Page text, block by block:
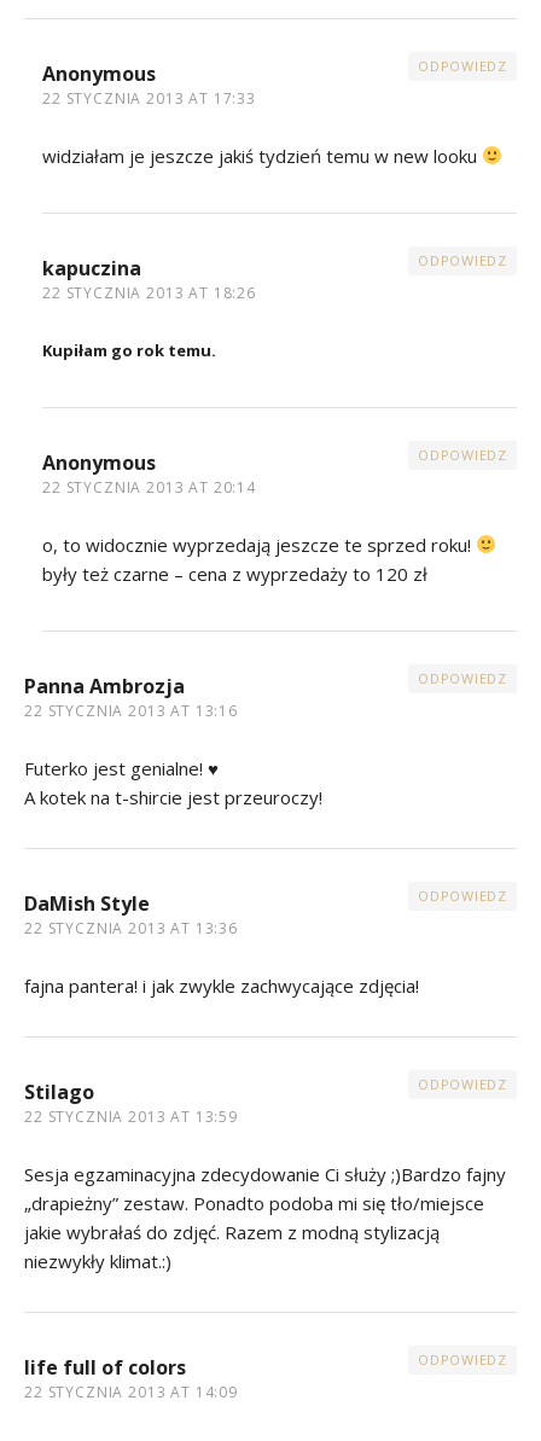
Anonymous
22 STYCZNIA 2013 AT 17:33
ODPOWIEDZ
widziałam je jeszcze jakiś tydzień temu w new looku
kapuczina
22 STYCZNIA 2013 AT 18:26
ODPOWIEDZ
Kupiłam go rok temu.
Anonymous
22 STYCZNIA 2013 AT 20:14
ODPOWIEDZ
o, to widocznie wyprzedają jeszcze te sprzed roku!
były też czarne – cena z wyprzedaży to 120 zł
Panna Ambrozja
22 STYCZNIA 2013 AT 13:16
ODPOWIEDZ
Futerko jest genialne! ♥
A kotek na t-shircie jest przeuroczy!
DaMish Style
22 STYCZNIA 2013 AT 13:36
ODPOWIEDZ
fajna pantera! i jak zwykle zachwycające zdjęcia!
Stilago
22 STYCZNIA 2013 AT 13:59
ODPOWIEDZ
Sesja egzaminacyjna zdecydowanie Ci służy ;)Bardzo fajny
„drapieżny” zestaw. Ponadto podoba mi się tło/miejsce
jakie wybrałaś do zdjęć. Razem z modną stylizacją
niezwykły klimat.:)
life full of colors
22 STYCZNIA 2013 AT 14:09
ODPOWIEDZ